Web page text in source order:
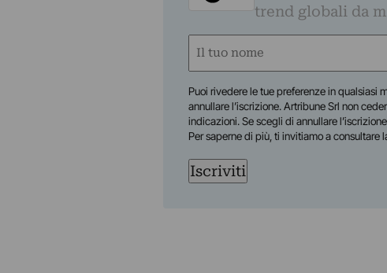
trend globali da
Nome
Puoi rivedere le tue preferenze in qualsiasi
annullare l’iscrizione. Artribune Srl non
indicazioni. Se scegli di annullare
Per saperne di più, ti invitiamo a consultare
Iscriviti